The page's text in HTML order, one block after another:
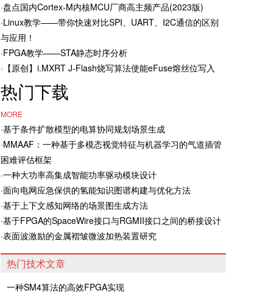
·盘点国内Cortex-M内核MCU厂商高主频产品(2023版)
·Linux教学——带你快速对比SPI、UART、I2C通信的区别
与应用！
·FPGA教学——STA静态时序分析
·【原创】i.MXRT J-Flash烧写算法使能eFuse熔丝位写入
热门下载
MORE
·基于条件扩散模型的电算协同规划场景生成
·MMAAF：一种基于多模态视觉特征与机器学习的气道插管
困难评估框架
·一种大功率高集成智能功率驱动模块设计
·面向电网应急保供的氢能知识图谱构建与优化方法
·基于上下文感知网络的场景图生成方法
·基于FPGA的SpaceWire接口与RGMII接口之间的桥接设计
·表面波激励的金属褶皱微波加热装置研究
热门技术文章
一种SM4算法的高效FPGA实现